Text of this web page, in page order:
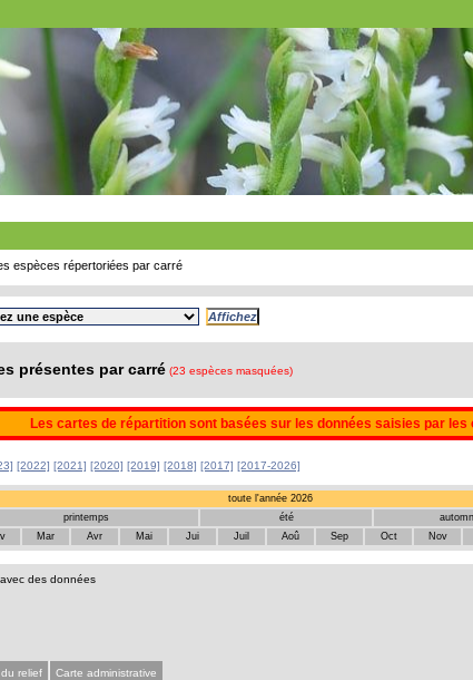
espèces répertoriées par carré
présentes par carré (23 espèces masquées)
Les cartes de répartition sont basées sur les données saisies par les
[2022] [2021] [2020] [2019] [2018] [2017] [2017-2026]
toute l'année 2026
printemps été
Mar Avr Mai Jui Juil Aoû Sep Oct Nov
des données
relief Carte administrative